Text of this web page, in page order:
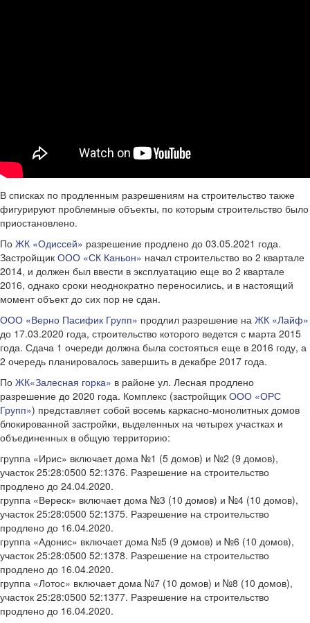
В списках по продленным разрешениям на строительство также
фигурируют проблемные объекты, по которым строительство было
приостановлено.
По ЖК «Одиссей» разрешение продлено до 03.05.2021 года.
Застройщик ООО «СК Каньон» начал строительство во 2 квартале
2014, и должен был ввести в эксплуатацию еще во 2 квартале
2016, однако сроки неоднократно переносились, и в настоящий
момент объект до сих пор не сдан.
ООО «Верно Пасифик Групп» продлил разрешение на ЖК «Лайф»
до 17.03.2020 года, строительство которого ведется с марта 2015
года. Сдача 1 очереди должна была состояться еще в 2016 году, а
2 очередь планировалось завершить в декабре 2017 года.
По ЖК«Залесная горка» в районе ул. Лесная продлено
разрешение до 2020 года. Комплекс (застройщик ООО «ОРС
Групп») представляет собой восемь каркасно-монолитных домов
блокированной застройки, выделенных на четырех участках и
объединенных в общую территорию:
группа «Ирис» включает дома №1 (5 домов) и №2 (9 домов),
участок 25:28:0500 52:1376. Разрешение на строительство
продлено до 24.04.2020.
группа «Вереск» включает дома №3 (10 домов) и №4 (10 домов),
участок 25:28:0500 52:1375. Разрешение на строительство
продлено до 16.04.2020.
группа «Адонис» включает дома №5 (9 домов) и №6 (10 домов),
участок 25:28:0500 52:1378. Разрешение на строительство
продлено до 16.04.2020.
группа «Лотос» включает дома №7 (10 домов) и №8 (10 домов),
участок 25:28:0500 52:1377. Разрешение на строительство
продлено до 16.04.2020.